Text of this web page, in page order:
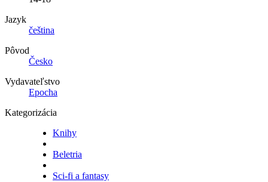
Jazyk
čeština
Pôvod
Česko
Vydavateľstvo
Epocha
Kategorizácia
Knihy
Beletria
Sci-fi a fantasy